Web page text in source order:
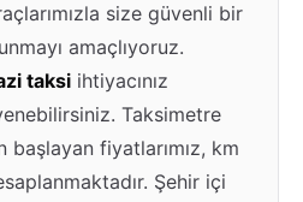
size güvenli bir
amaçlıyoruz.
taksi ihtiyacınız
Taksimetre
başlayan fiyatlarımız, km
Şehir içi